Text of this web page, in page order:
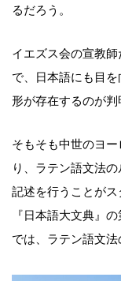
るだろう。
イエズス会の宣教
で、日本語にも目
形が存在するのが判
そもそも中世のヨ
り、ラテン語文法
記述を行うことがス
『日本語大文典』
では、ラテン語文法